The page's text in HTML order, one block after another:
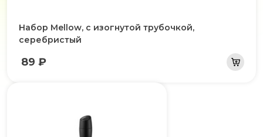
Набор Mellow, с изогнутой трубочкой,
серебристый
89 ₽